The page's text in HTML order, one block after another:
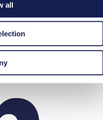
all